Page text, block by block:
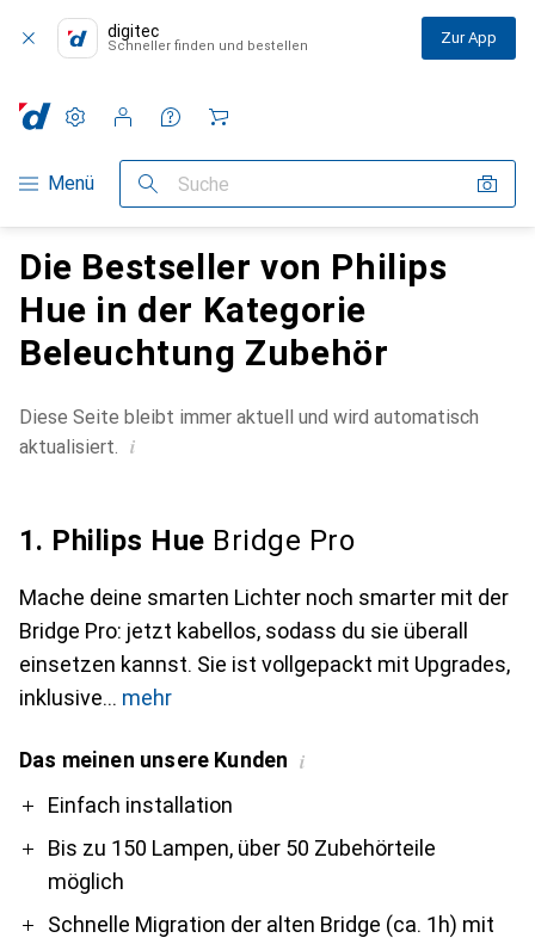
digitec
Schneller finden und bestellen Zur App
Navigation nach Kategorien
Menü Suche
Einstellungen
Kundenkonto
Vergleichslisten
Merklisten
Warenkorb
Die Bestseller von Philips
Hue in der Kategorie
Beleuchtung Zubehör
Diese Seite bleibt immer aktuell und wird automatisch
aktualisiert. i
1. Philips Hue Bridge Pro
Mache deine smarten Lichter noch smarter mit der
Bridge Pro: jetzt kabellos, sodass du sie überall
einsetzen kannst. Sie ist vollgepackt mit Upgrades,
inklusive
mehr
Das meinen unsere Kunden i
ProEinfach installation
Bis zu 150 Lampen, über 50 Zubehörteile
möglich
Schnelle Migration der alten Bridge (ca. 1h) mit
Contra